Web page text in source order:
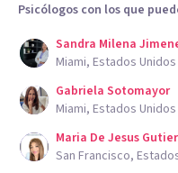
Psicólogos con los que
Sandra Milena
Miami, Estados
Gabriela Sotomayor
Miami, Estados
Maria De Jesus
San Francisco,